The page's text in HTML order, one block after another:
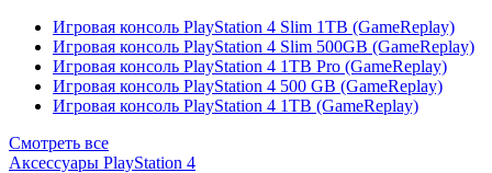
Игровая консоль PlayStation 4 Slim 1TB (GameReplay)
Игровая консоль PlayStation 4 Slim 500GB (GameReplay)
Игровая консоль PlayStation 4 1TB Pro (GameReplay)
Игровая консоль PlayStation 4 500 GB (GameReplay)
Игровая консоль PlayStation 4 1TB (GameReplay)
Смотреть все
Аксессуары PlayStation 4